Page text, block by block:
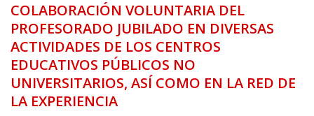
COLABORACIÓN VOLUNTARIA DEL
PROFESORADO JUBILADO EN DIVERSAS
ACTIVIDADES DE LOS CENTROS
EDUCATIVOS PÚBLICOS NO
UNIVERSITARIOS, ASÍ COMO EN LA RED DE
LA EXPERIENCIA